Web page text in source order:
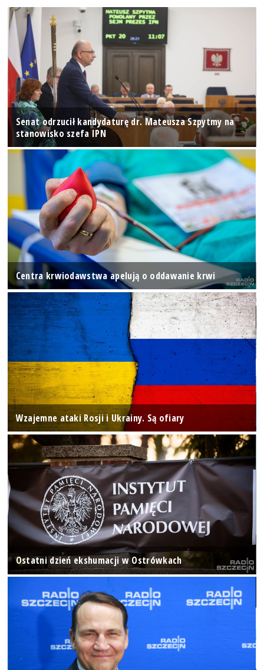
Senat odrzucił kandydaturę dr. Mateusza Szpytmy na
stanowisko szefa IPN
Centra krwiodawstwa apelują o oddawanie krwi
Wzajemne ataki Rosji i Ukrainy. Są ofiary
Ostatni dzień ekshumacji w Ostrówkach